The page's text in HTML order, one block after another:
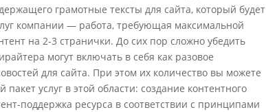
грамотные тексты для сайта, который будет
компании — работа, требующая максимальной
на 2-3 странички. До сих пор сложно убедить
могут включать в себя как разовое
для сайта. При этом их количество вы можете
услуг в этой области: создание контентного
поддержка ресурса в соответствии с принципами